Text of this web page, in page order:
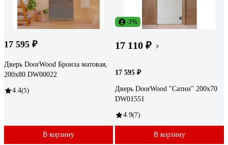
17 595 ₽
Дверь DoorWood Бронза матовая,
200x80 DW00022
4.4(5)
В корзину
-3%
17 110 ₽
17 595 ₽
Дверь DoorWood "Сатин" 200x70
DW01551
4.9(7)
В корзину